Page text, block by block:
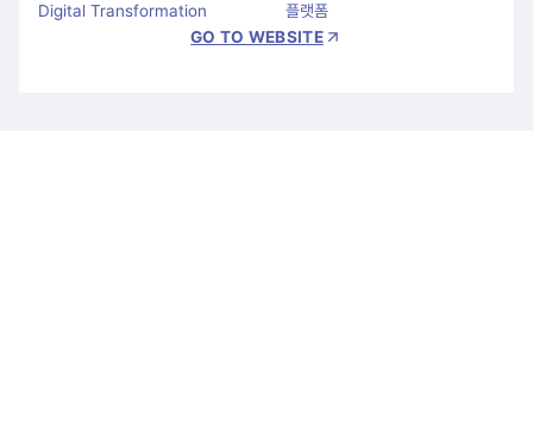
Digital Transformation
플랫폼
GO TO WEBSITE